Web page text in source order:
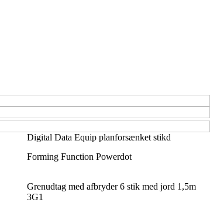
Digital Data Equip planforsænket stikd
Forming Function Powerdot
Grenudtag med afbryder 6 stik med jord 1,5m
3G1